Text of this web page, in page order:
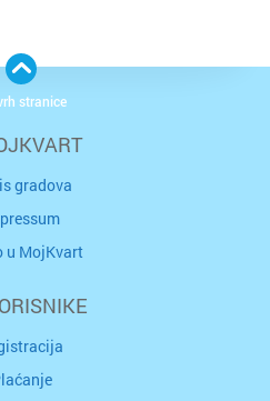
gradova
u MojKvart
stranice